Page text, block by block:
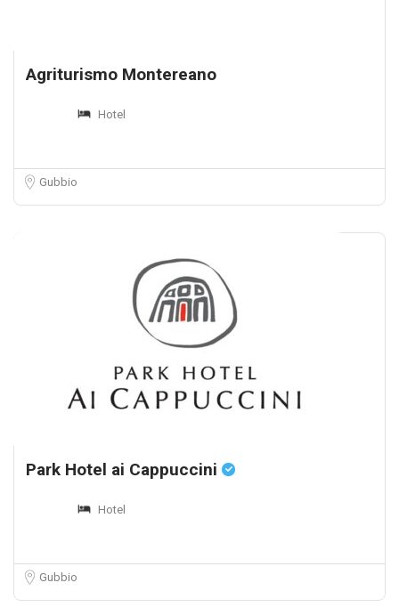
Agriturismo Montereano
Hotel
Gubbio
Park Hotel ai Cappuccini
Hotel
Gubbio